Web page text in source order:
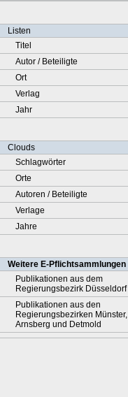
Listen
Titel
Autor / Beteiligte
Ort
Verlag
Jahr
Clouds
Schlagwörter
Orte
Autoren / Beteiligte
Verlage
Jahre
Weitere E-Pflichtsammlungen
Publikationen aus dem
Regierungsbezirk Düsseldorf
Publikationen aus den
Regierungsbezirken Münster,
Arnsberg und Detmold